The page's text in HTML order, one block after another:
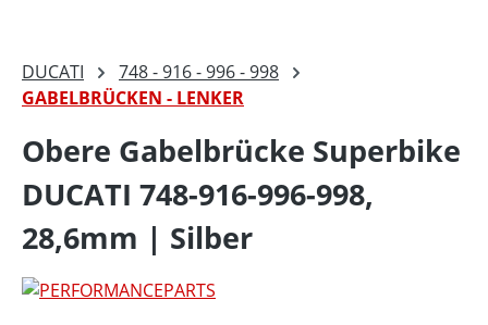
DUCATI
748 - 916 - 996 - 998
GABELBRÜCKEN - LENKER
Obere Gabelbrücke Superbike
DUCATI 748-916-996-998,
28,6mm | Silber